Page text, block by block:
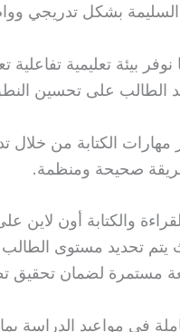
السليمة بشكل تدريجي
نوفر بيئة تعليمية
الطالب على تحسين
مهارات الكتابة من خلال
صحيحة ومنظمة.
والكتابة أون
تحديد مستوى
مستمرة لضمان تحقيق
في مواعيد الدراسة